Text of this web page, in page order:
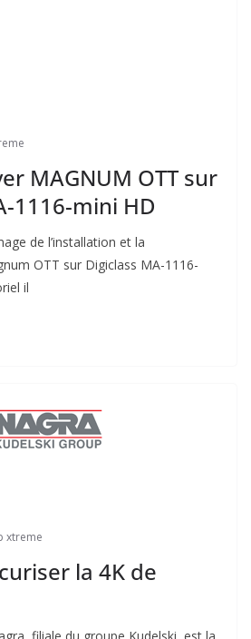
MAGNUM OTT sur
1116-mini HD
de l’installation et la
OTT sur Digiclass MA-1116-
il
xtreme
la 4K de